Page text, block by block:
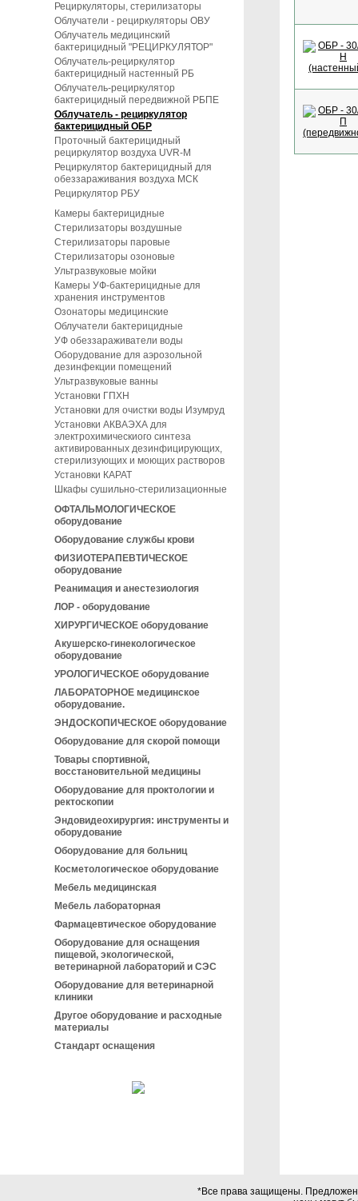
Рециркуляторы, стерилизаторы
Облучатели - рециркуляторы ОВУ
Облучатель медицинский
бактерицидный "РЕЦИРКУЛЯТОР"
Облучатель-рециркулятор
бактерицидный настенный РБ
Облучатель-рециркулятор
бактерицидный передвижной РБПЕ
Облучатель - рециркулятор
бактерицидный ОБР
Проточный бактерицидный
рециркулятор воздуха UVR-M
Рециркулятор бактерицидный для
обеззараживания воздуха МСК
Рециркулятор РБУ
Камеры бактерицидные
Стерилизаторы воздушные
Стерилизаторы паровые
Стерилизаторы озоновые
Ультразвуковые мойки
Камеры УФ-бактерицидные для
хранения инструментов
Озонаторы медицинские
Облучатели бактерицидные
УФ обеззараживатели воды
Оборудование для аэрозольной
дезинфекции помещений
Ультразвуковые ванны
Установки ГПХН
Установки для очистки воды Изумруд
Установки АКВАЭХА для
электрохимическиого синтеза
активированных дезинфицирующих,
стерилизующих и моющих растворов
Установки КАРАТ
Шкафы сушильно-стерилизационные
ОФТАЛЬМОЛОГИЧЕСКОЕ
оборудование
Оборудование службы крови
ФИЗИОТЕРАПЕВТИЧЕСКОЕ
оборудование
Реанимация и анестезиология
ЛОР - оборудование
ХИРУРГИЧЕСКОЕ оборудование
Акушерско-гинекологическое
оборудование
УРОЛОГИЧЕСКОЕ оборудование
ЛАБОРАТОРНОЕ медицинское
оборудование.
ЭНДОСКОПИЧЕСКОЕ оборудование
Оборудование для скорой помощи
Товары спортивной,
восстановительной медицины
Оборудование для проктологии и
ректоскопии
Эндовидеохирургия: инструменты и
оборудование
Оборудование для больниц
Косметологическое оборудование
Мебель медицинская
Мебель лабораторная
Фармацевтическое оборудование
Оборудование для оснащения
пищевой, экологической,
ветеринарной лабораторий и СЭС
Оборудование для ветеринарной
клиники
Другое оборудование и расходные
материалы
Стандарт оснащения
*Все права защищены.